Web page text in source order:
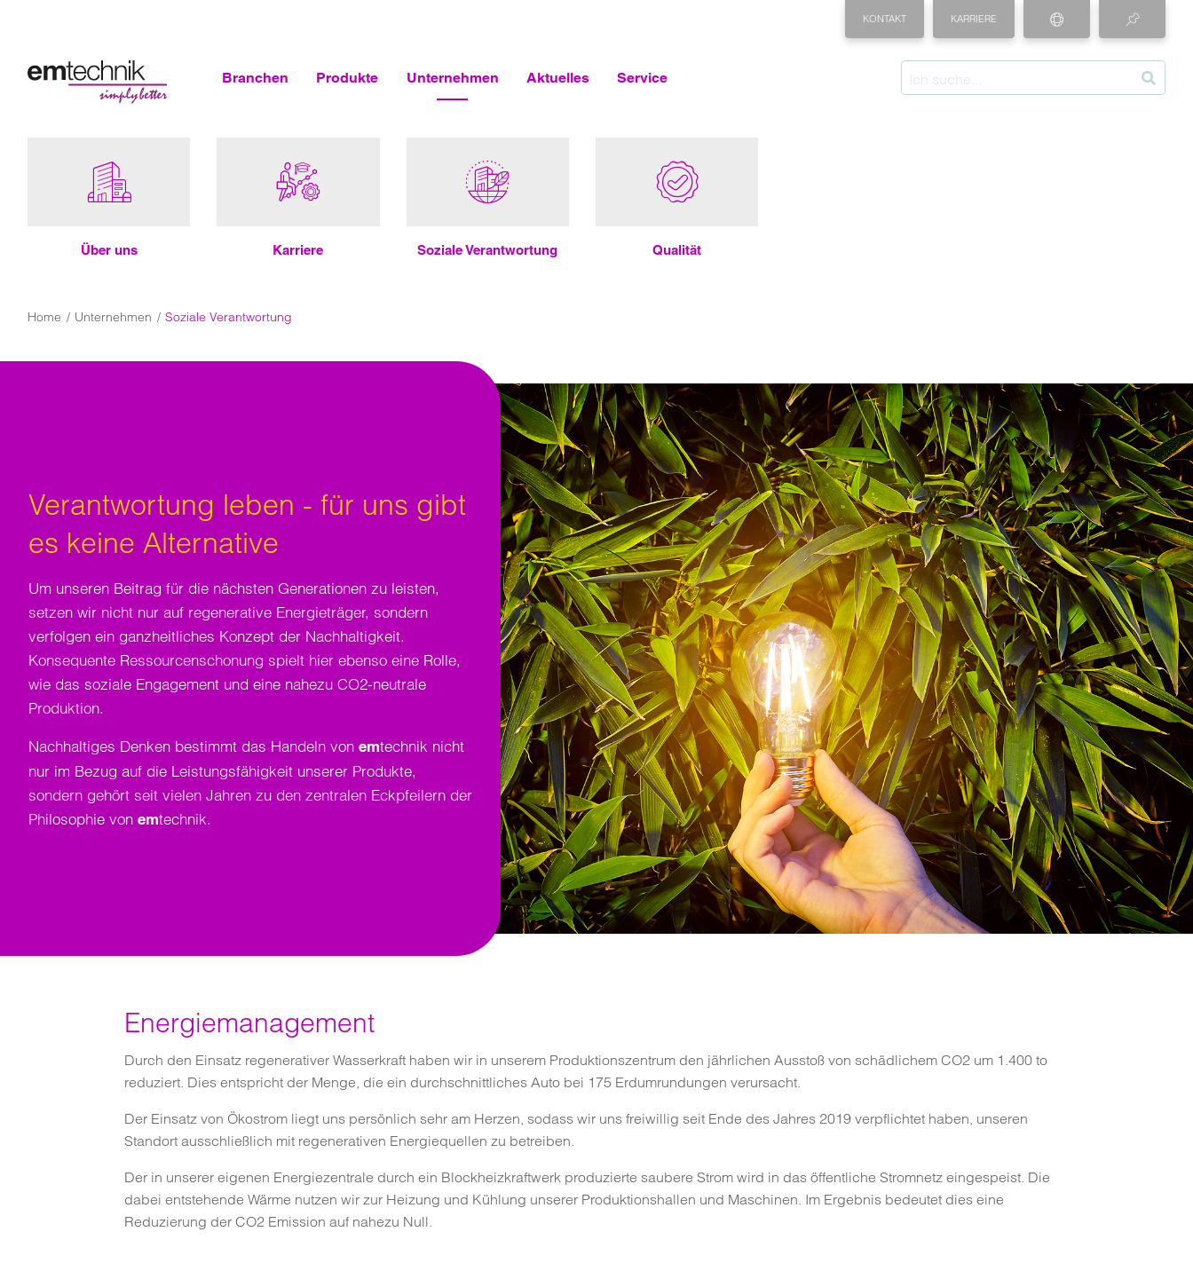
KONTAKT KARRIERE
Branchen Produkte Unternehmen Aktuelles Service
Über uns Kar­rie­re So­zia­le Ver­ant­wor­tung Qua­li­tät
Home Unternehmen Soziale Verantwortung
Verantwortung leben - für uns gibt
es keine Alternative
Um unseren Beitrag für die nächsten Generationen zu leisten,
setzen wir nicht nur auf regenerative Energieträger, sondern
verfolgen ein ganzheitliches Konzept der Nachhaltigkeit.
Konsequente Ressourcenschonung spielt hier ebenso eine Rolle,
wie das soziale Engagement und eine nahezu CO2-neutrale
Produktion.
Nachhaltiges Denken bestimmt das Handeln von emtechnik nicht
nur im Bezug auf die Leistungsfähigkeit unserer Produkte,
sondern gehört seit vielen Jahren zu den zentralen Eckpfeilern der
Philosophie von emtechnik.
Energiemanagement
Durch den Einsatz regenerativer Wasserkraft haben wir in unserem Produktionszentrum den jährlichen Ausstoß von schädlichem CO2 um 1.400 to
reduziert. Dies entspricht der Menge, die ein durchschnittliches Auto bei 175 Erdumrundungen verursacht.
Der Einsatz von Ökostrom liegt uns persönlich sehr am Herzen, sodass wir uns freiwillig seit Ende des Jahres 2019 verpflichtet haben, unseren
Standort ausschließlich mit regenerativen Energiequellen zu betreiben.
Der in unserer eigenen Energiezentrale durch ein Blockheizkraftwerk produzierte saubere Strom wird in das öffentliche Stromnetz eingespeist. Die
dabei entstehende Wärme nutzen wir zur Heizung und Kühlung unserer Produktionshallen und Maschinen. Im Ergebnis bedeutet dies eine
Reduzierung der CO2 Emission auf nahezu Null.